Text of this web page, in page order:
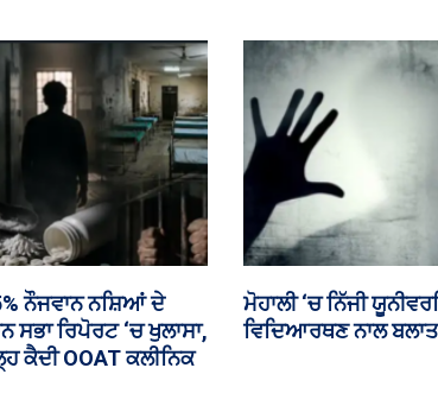
ਯਾਤਰੀ ਨੂੰ ਉਡਾਣ ਦੌਰਾਨ
ਖੋਲ੍ਹਣ ਦੀ ਕੋਸ਼ਿਸ਼
ਪੰਜਾਬ ਵਿਧਾਨ ਸਭਾ ਵਿੱਚ
ਬਹਿਸ